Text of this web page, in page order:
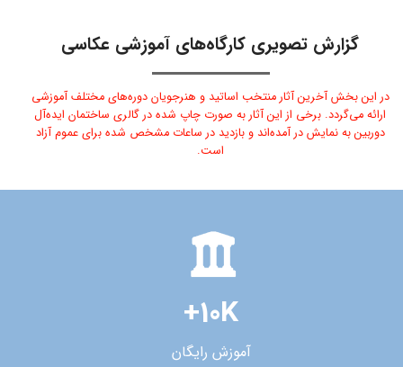
در این بخش آخرین آثار منتخب اساتید و هنرجویان دوره‌های مختلف آموزشی
ارائه می‌گردد. برخی از این آثار به صورت چاپ شده در گالری ساختمان ایده‌آل
دوربین به نمایش در آمده‌اند و بازدید در ساعات مشخص شده برای عموم آزاد
است.
گزارش تصویری کارگاه‌های آموزشی عکاسی
+10K
آموزش رایگان